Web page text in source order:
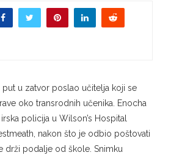
u zatvor poslao učitelja koji se
oko transrodnih učenika. Enocha
policija u Wilson’s Hospital
nakon što je odbio poštovati
drži podalje od škole. Snimku